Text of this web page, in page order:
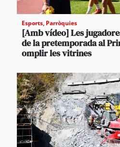
Esports, Parròquies
[Amb vídeo] Les
de la pretemporada al
omplir les vitrines